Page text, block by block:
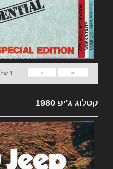
«
‹
1 של
קטלוג ג'יפ 1980